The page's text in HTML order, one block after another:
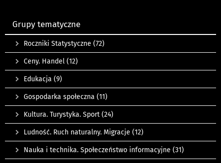
Grupy tematyczne
Roczniki Statystyczne (72)
Ceny. Handel (12)
Edukacja (9)
Gospodarka społeczna (11)
Kultura. Turystyka. Sport (24)
Ludność. Ruch naturalny. Migracje (12)
Nauka i technika. Społeczeństwo informacyjne (31)